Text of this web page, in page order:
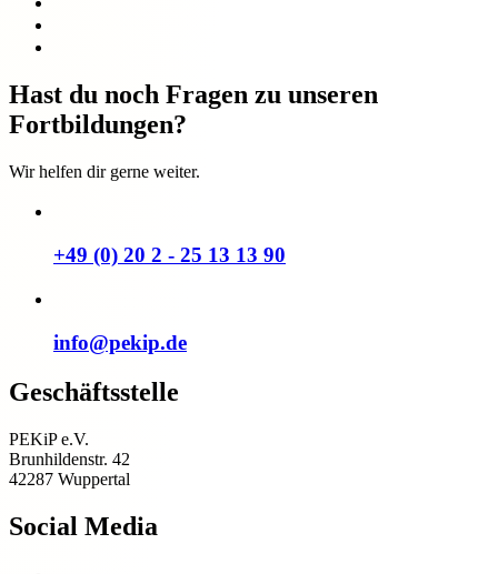
Hast du noch Fragen zu unseren
Fortbildungen?
Wir helfen dir gerne weiter.
+49 (0) 20 2 - 25 13 13 90
info@pekip.de
Geschäftsstelle
PEKiP e.V.
Brunhildenstr. 42
42287 Wuppertal
Social Media